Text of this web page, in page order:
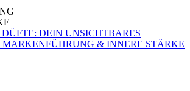
DEIN UNSICHTBARES
MARKENFÜHRUNG & INNERE STÄRKE